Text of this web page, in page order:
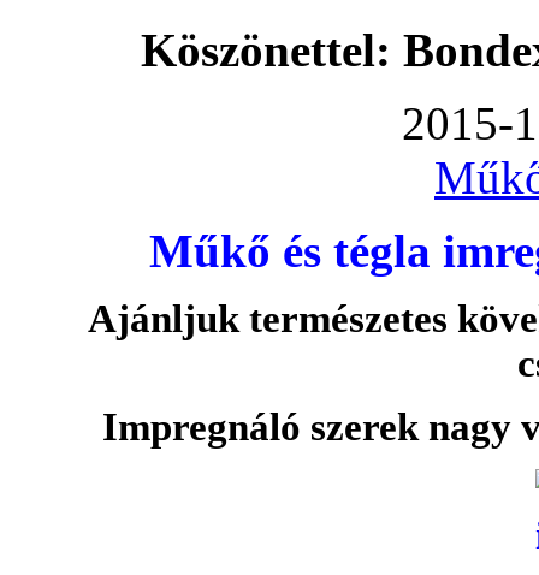
Köszönettel:
2015-
Műkő és tégla
Ajánljuk természetes
Impregnáló szerek